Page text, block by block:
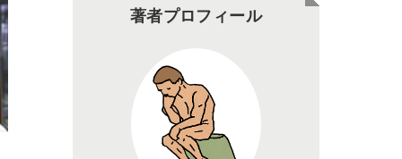
著者プロフィール